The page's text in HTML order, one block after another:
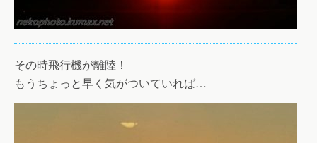
その時飛行機が離陸！
もうちょっと早く気がついていれば…